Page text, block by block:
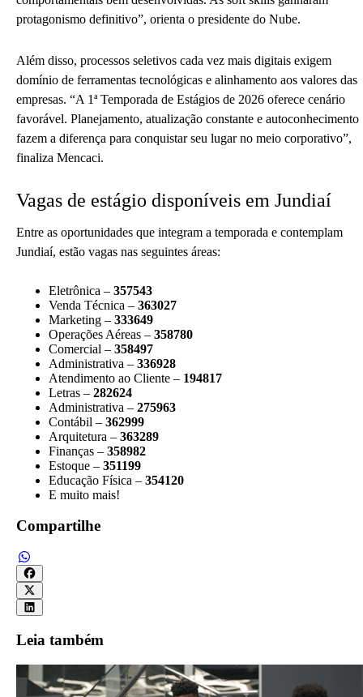
protagonismo definitivo”, orienta o presidente do Nube.
Além disso, processos seletivos cada vez mais digitais exigem
domínio de ferramentas tecnológicas e alinhamento aos valores das
empresas. “A 1ª Temporada de Estágios de 2026 oferece cenário
favorável. Planejamento, atualização constante e autoconhecimento
fazem a diferença para conquistar seu lugar no meio corporativo”,
finaliza Mencaci.
Vagas de estágio disponíveis em Jundiaí
Entre as oportunidades que integram a temporada e contemplam
Jundiaí, estão vagas nas seguintes áreas:
Eletrônica – 357543
Venda Técnica – 363027
Marketing – 333649
Operações Aéreas – 358780
Comercial – 358497
Administrativa – 336928
Atendimento ao Cliente – 194817
Letras – 282624
Administrativa – 275963
Contábil – 362999
Arquitetura – 363289
Finanças – 358982
Estoque – 351199
Educação Física – 354120
E muito mais!
Compartilhe
Leia também